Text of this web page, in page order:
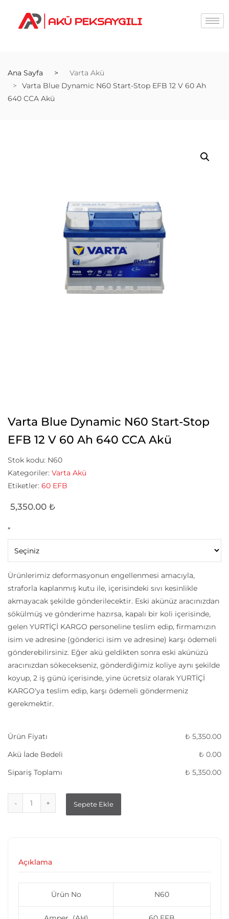
Ana Sayfa
Varta Akü
Varta Blue Dynamic N60 Start-Stop EFB 12 V 60 Ah
640 CCA Akü
Varta Blue Dynamic N60 Start-Stop
EFB 12 V 60 Ah 640 CCA Akü
Stok kodu: N60
Kategoriler: Varta Akü
Etiketler: 60 EFB
5,350.00 ₺
*
Ürünlerimiz deformasyonun engellenmesi amacıyla,
straforla kaplanmış kutu ile, içerisindeki sıvı kesinlikle
akmayacak şekilde gönderilecektir. Eski akünüz aracınızdan
sökülmüş ve gönderime hazırsa, kapalı bir koli içerisinde,
gelen YURTİÇİ KARGO personeline teslim edip, firmamızın
isim ve adresine (gönderici isim ve adresine) karşı ödemeli
gönderebilirsiniz. Eğer akü geldikten sonra eski akünüzü
aracınızdan sökecekseniz, gönderdiğimiz koliye aynı şekilde
koyup, 2 iş günü içerisinde, yine ücretsiz olarak YURTİÇİ
KARGO'ya teslim edip, karşı ödemeli göndermeniz
gerekmektir.
Ürün Fiyatı 5,350.00
₺
Akü İade Bedeli
0.00
₺
Sipariş Toplamı
5,350.00
₺
Sepete Ekle
Açıklama
Ürün No N60